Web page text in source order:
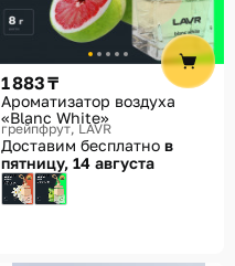
1 883 ₸
Ароматизатор воздуха
«Blanc White»
грейпфрут LAVR
Доставим бесплатно в
пятницу, 14 августа